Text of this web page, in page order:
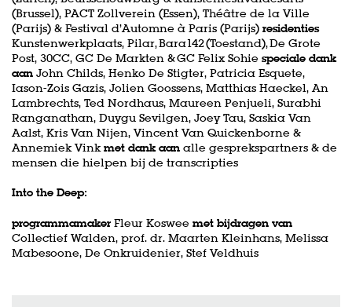
(Brussel), PACT Zollverein (Essen), Théâtre de la Ville
(Parijs) & Festival d’Automne à Paris (Parijs) residenties
Kunstenwerkplaats, Pilar, Bara142 (Toestand), De Grote
Post, 30CC, GC De Markten & GC Felix Sohie speciale dank
aan John Childs, Henko De Stigter, Patricia Esquete,
Iason-Zois Gazis, Jolien Goossens, Matthias Haeckel, An
Lambrechts, Ted Nordhaus, Maureen Penjueli, Surabhi
Ranganathan, Duygu Sevilgen, Joey Tau, Saskia Van
Aalst, Kris Van Nijen, Vincent Van Quickenborne &
Annemiek Vink met dank aan alle gesprekspartners & de
mensen die hielpen bij de transcripties
Into the Deep:
programmamaker Fleur Koswee met bijdragen van
Collectief Walden, prof. dr. Maarten Kleinhans, Melissa
Mabesoone, De Onkruidenier, Stef Veldhuis